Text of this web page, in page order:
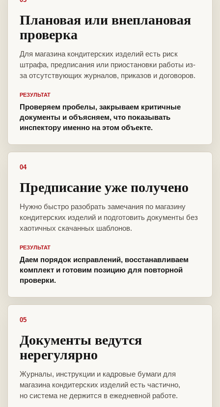
Плановая или внеплановая
проверка
Для магазина кондитерских изделий есть риск
штрафа, предписания или приостановки работы из-
за отсутствующих журналов, приказов и договоров.
РЕЗУЛЬТАТ
Проверяем пробелы, закрываем критичные
документы и объясняем, что показывать
инспектору именно на этом объекте.
04
Предписание уже получено
Нужно быстро разобрать замечания по магазину
кондитерских изделий и подготовить документы без
хаотичных скачанных шаблонов.
РЕЗУЛЬТАТ
Даем порядок исправлений, восстанавливаем
комплект и готовим позицию для повторной
проверки.
05
Документы ведутся
нерегулярно
Журналы, инструкции и кадровые бумаги для
магазина кондитерских изделий есть частично,
но система не держится в ежедневной работе.